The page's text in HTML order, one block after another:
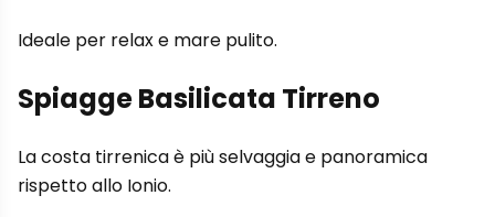
Ideale per relax e mare pulito.
Spiagge Basilicata Tirreno
La costa tirrenica è più selvaggia e panoramica
rispetto allo Ionio.